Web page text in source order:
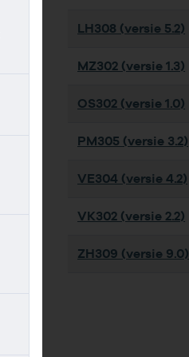
LH308 (versie 5.2)
MZ302 (versie 1.3)
OS302 (versie 1.0)
PM305 (versie 3.2)
VE304 (versie 4.2)
VK302 (versie 2.2)
ZH309 (versie 9.0)